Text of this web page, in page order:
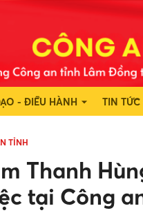
- ĐIỀU HÀNH TIN TỨC
TỈNH
Thanh
tại Công